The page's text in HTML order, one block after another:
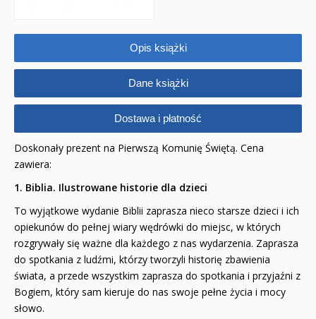
Opis książki
Dane książki
Dostawa i płatność
Doskonały prezent na Pierwszą Komunię Świętą. Cena
zawiera:
1. Biblia. Ilustrowane historie dla dzieci
To wyjątkowe wydanie Biblii zaprasza nieco starsze dzieci i ich
opiekunów do pełnej wiary wędrówki do miejsc, w których
rozgrywały się ważne dla każdego z nas wydarzenia. Zaprasza
do spotkania z ludźmi, którzy tworzyli historię zbawienia
świata, a przede wszystkim zaprasza do spotkania i przyjaźni z
Bogiem, który sam kieruje do nas swoje pełne życia i mocy
słowo.